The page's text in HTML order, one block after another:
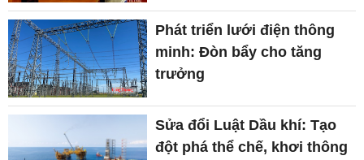
Phát triển lưới điện thông
minh: Đòn bẩy cho tăng
trưởng
Sửa đổi Luật Dầu khí: Tạo
đột phá thể chế, khơi thông